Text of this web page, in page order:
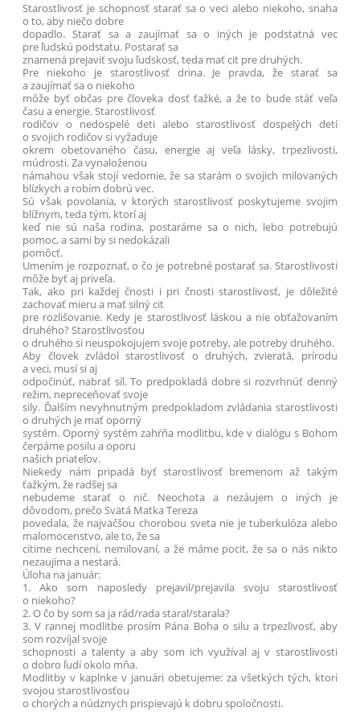
Starostlivosť je schopnosť starať sa o veci alebo niekoho, snaha
o to, aby niečo dobre
dopadlo. Starať sa a zaujímať sa o iných je podstatná vec
pre ľudskú podstatu. Postarať sa
znamená prejaviť svoju ľudskosť, teda mať cit pre druhých.
Pre niekoho je starostlivosť drina. Je pravda, že starať sa
a zaujímať sa o niekoho
môže byť občas pre človeka dosť ťažké, a že to bude stáť veľa
času a energie. Starostlivosť
rodičov o nedospelé deti alebo starostlivosť dospelých detí
o svojich rodičov si vyžaduje
okrem obetovaného času, energie aj veľa lásky, trpezlivosti,
múdrosti. Za vynaloženou
námahou však stojí vedomie, že sa starám o svojich milovaných
blízkych a robím dobrú vec.
Sú však povolania, v ktorých starostlivosť poskytujeme svojim
blížnym, teda tým, ktorí aj
keď nie sú naša rodina, postaráme sa o nich, lebo potrebujú
pomoc, a sami by si nedokázali
pomôcť.
Umením je rozpoznať, o čo je potrebné postarať sa. Starostlivosti
môže byť aj priveľa.
Tak, ako pri každej čnosti i pri čnosti starostlivosť, je dôležité
zachovať mieru a mať silný cit
pre rozlišovanie. Kedy je starostlivosť láskou a nie obťažovaním
druhého? Starostlivosťou
o druhého si neuspokojujem svoje potreby, ale potreby druhého.
Aby človek zvládol starostlivosť o druhých, zvieratá, prírodu
a veci, musí si aj
odpočinúť, nabrať síl. To predpokladá dobre si rozvrhnúť denný
režim, nepreceňovať svoje
sily. Ďalším nevyhnutným predpokladom zvládania starostlivosti
o druhých je mať oporný
systém. Oporný systém zahŕňa modlitbu, kde v dialógu s Bohom
čerpáme posilu a oporu
našich priateľov.
Niekedy nám pripadá byť starostlivosť bremenom až takým
ťažkým, že radšej sa
nebudeme starať o nič. Neochota a nezáujem o iných je
dôvodom, prečo Svätá Matka Tereza
povedala, že najväčšou chorobou sveta nie je tuberkulóza alebo
malomocenstvo, ale to, že sa
cítime nechcení, nemilovaní, a že máme pocit, že sa o nás nikto
nezaujíma a nestará.
Úloha na január:
1. Ako som naposledy prejavil/prejavila svoju starostlivosť
o niekoho?
2. O čo by som sa ja rád/rada staral/starala?
3. V rannej modlitbe prosím Pána Boha o silu a trpezlivosť, aby
som rozvíjal svoje
schopnosti a talenty a aby som ich využíval aj v starostlivosti
o dobro ľudí okolo mňa.
Modlitby v kaplnke v januári obetujeme: za všetkých tých, ktorí
svojou starostlivosťou
o chorých a núdznych prispievajú k dobru spoločnosti.